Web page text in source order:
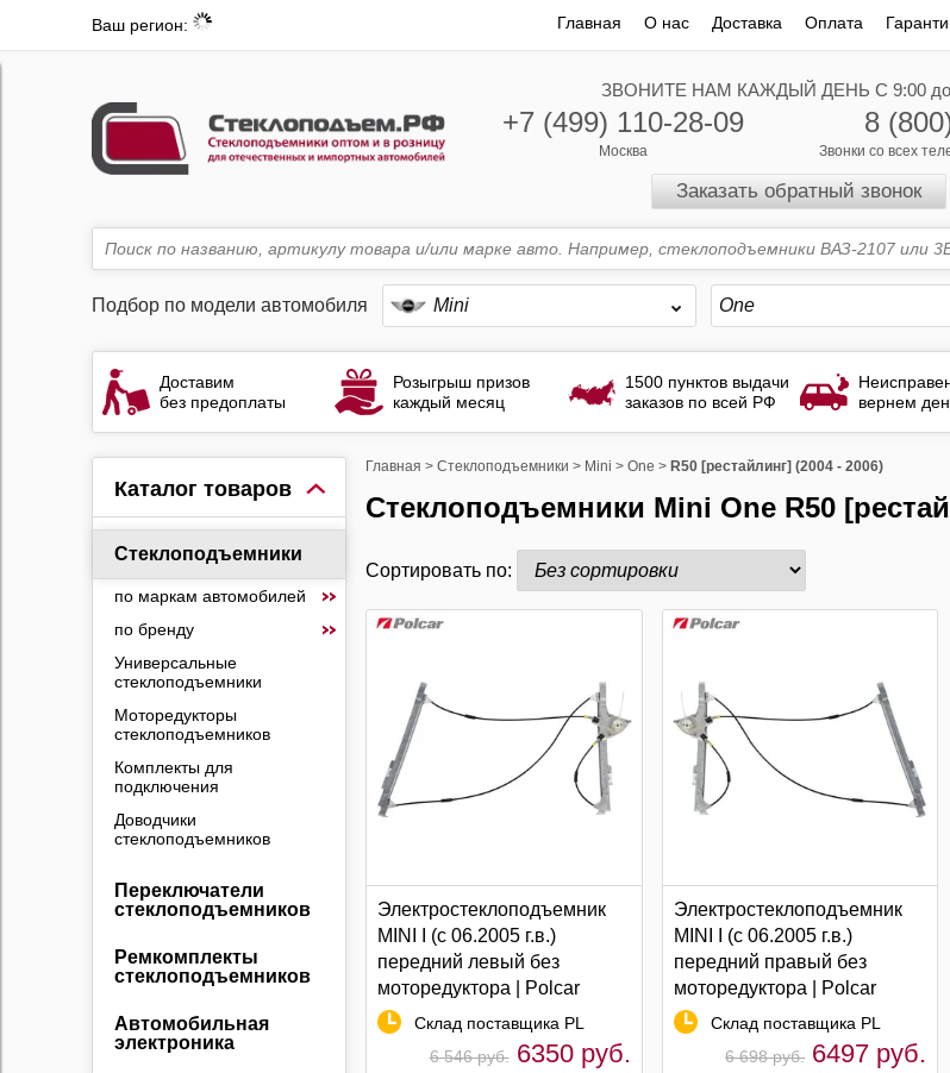
Ваш регион: Главная О нас Доставка Оплата
ЗВОНИТЕ НАМ КАЖДЫЙ ДЕНЬ С 9:00 до
+7 (499) 110-28-09
Москва
8
Звонки со всех
Заказать обратный звонок
Подбор по модели автомобиля Mini One
Доставим
без предоплаты
Розыгрыш призов
каждый месяц
1500 пунктов выдачи
заказов по всей РФ
вернем
Каталог товаров
Стеклоподъемники
по маркам автомобилей
по бренду
Универсальные
стеклоподъемники
Моторедукторы
стеклоподъемников
Комплекты для
подключения
Доводчики
стеклоподъемников
Переключатели
стеклоподъемников
Ремкомплекты
стеклоподъемников
Автомобильная
электроника
Главная > Стеклоподъемники > Mini > One > R50 [рестайлинг] (2004 - 2006)
Стеклоподъемники Mini One R50
Сортировать по:
Электростеклоподъемник
MINI I (c 06.2005 г.в.)
передний левый без
моторедуктора | Polcar
Склад поставщика PL
6 546 руб. 6350 руб.
Электростеклоподъемник
MINI I (c 06.2005 г.в.)
передний правый без
моторедуктора | Polcar
Склад поставщика PL
6 698 руб. 6497 руб.